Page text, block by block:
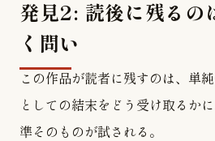
発見2: 読後に残るの
く問い
この作品が読者に残すのは、単
としての結末をどう受け取るか
準そのものが試される。